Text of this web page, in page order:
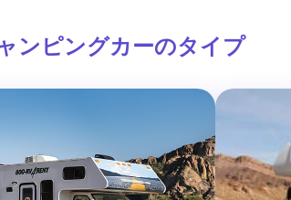
ンピングカーのタイプ